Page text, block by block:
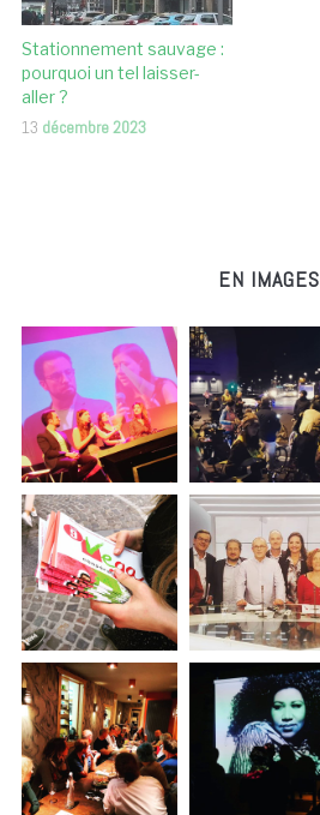
Stationnement sauvage :
pourquoi un tel laisser-
aller ?
13 décembre 2023
EN IMAGES